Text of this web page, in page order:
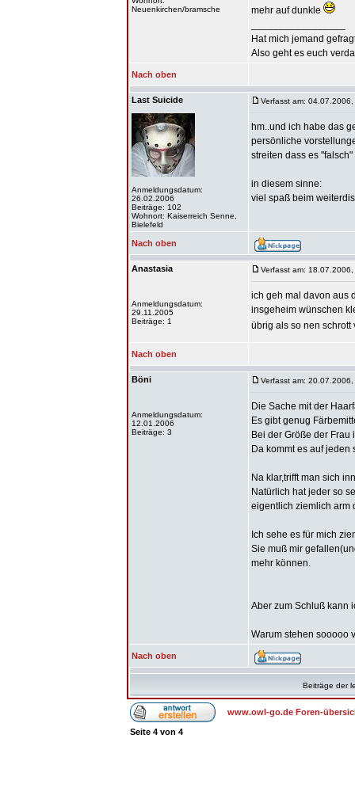
Neuenkirchen/bramsche
mehr auf dunkle
Hat mich jemand
Also geht es euch
Nach oben
Last Suicide
Anmeldungsdatum:
26.02.2006
Beiträge: 102
Wohnort: Kaiserreich Senne,
Bielefeld
Verfasst am:
hm..und ich habe das
persönliche
streiten dass es
in diesem sinne:
viel spaß beim
Nach oben
Anastasia
Anmeldungsdatum:
29.11.2005
Beiträge: 1
Verfasst am:
ich geh mal davon aus
insgeheim wünschen
übrig als so nen
Nach oben
Böni
Anmeldungsdatum:
12.01.2006
Beiträge: 3
Verfasst am:
Die Sache mit der
Es gibt genug
Bei der Größe der Frau
Da kommt es auf
Na klar,trifft man sich
Natürlich hat jeder so
eigentlich ziemlich arm
Ich sehe es für mich
Sie muß mir
mehr können.
Aber zum Schluß kann
Warum stehen sooooo
Nach oben
Beiträge der
www.owl-go.de Foren-
Seite 4 von 4